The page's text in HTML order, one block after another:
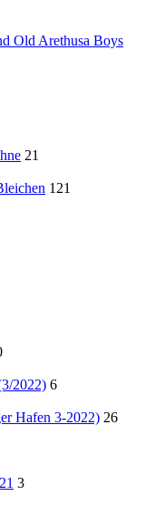
Old Arethusa Boys
21
121
2022) 6
Hafen 3-2022) 26
3